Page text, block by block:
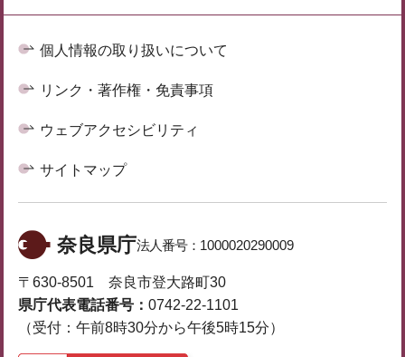
個人情報の取り扱いについて
リンク・著作権・免責事項
ウェブアクセシビリティ
サイトマップ
奈良県庁法人番号： 1000020290009
〒630-8501 奈良市登大路町30
県庁代表電話番号： 0742-22-1101
（受付：午前8時30分から午後5時15分）